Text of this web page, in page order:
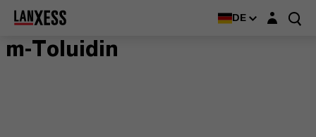
DE Login-Maske
m-Toluidin